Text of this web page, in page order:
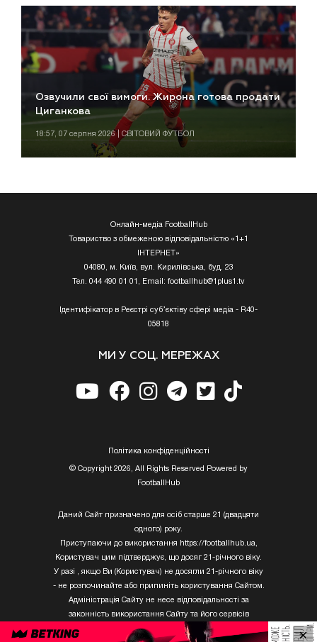
Озвучили свої вимоги. Жирона готова продати
Циганкова
18:57, 07 серпня 2026 | СВІТОВИЙ ФУТБОЛ
Онлайн-медіа FootballHub
Товариство з обмеженою відповідальністю «1+1
ІНТЕРНЕТ»
04080, м. Київ, вул. Кирилівська, буд. 23
Тел. 044 490 01 01, Email: footballhub@1plus1.tv
Ідентифікатор в Реєстрі суб’єктіву сфері медіа - R40-
05818
МИ У СОЦ. МЕРЕЖАХ
Полiтика конфiденцiйностi
© Copyright 2026, All Rights Reserved Powered by
FootballHub
Даний Сайт призначено для осіб старше 21 (двадцяти
одного) року.
Приступаючи до використання https://footballhub.ua,
Користувач цим підтверджує, що досяг 21-річного віку.
У разі , якщо Ви (Користувач) не досягли 21-річного віку
- не розпочинайте або припиніть користування Сайтом.
Адміністрація Сайту не несе відповідальності за
законність використання Сайту та його сервісів
Користувачем, який не досяг 21-річного віку.
×